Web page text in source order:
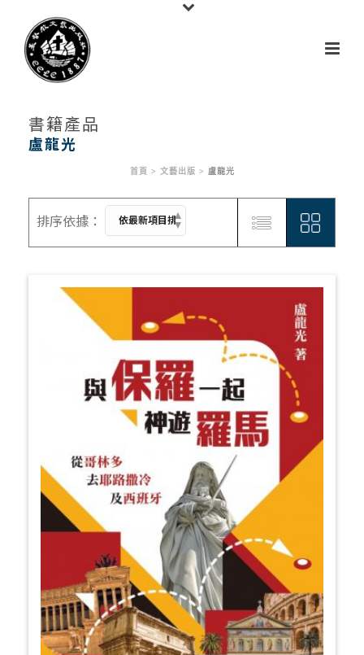
書籍產品
首頁 > 文藝出版 > 盧龍光
盧龍光